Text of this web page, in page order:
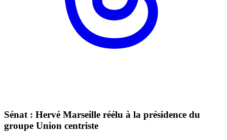
Sénat : Hervé Marseille réélu à la présidence du
groupe Union centriste